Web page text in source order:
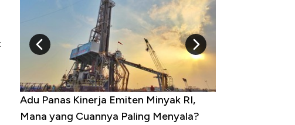
Adu Panas Kinerja Emiten Minyak RI,
Mana yang Cuannya Paling Menyala?